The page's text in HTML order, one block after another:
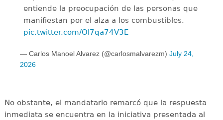
entiende la preocupación de las personas que
manifiestan por el alza a los combustibles.
pic.twitter.com/Ol7qa74V3E
— Carlos Manoel Alvarez (@carlosmalvarezm) July 24,
2026
No obstante, el mandatario remarcó que la respuesta
inmediata se encuentra en la iniciativa presentada al